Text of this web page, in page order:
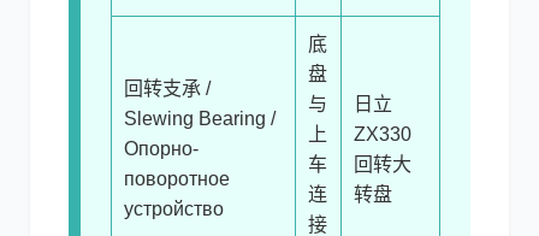
回转支承 /
Slewing Bearing /
Опорно-
поворотное
устройство
底
盘
与
上
车
连
接
日立
ZX330
回转大
转盘